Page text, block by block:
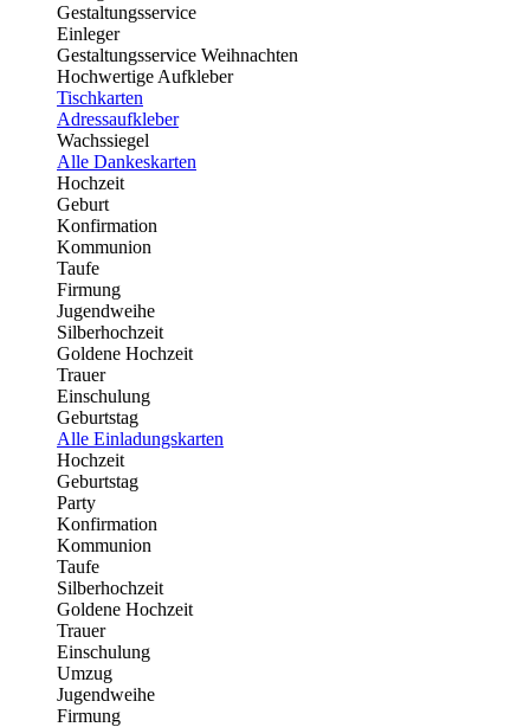
Gestaltungsservice
Einleger
Gestaltungsservice Weihnachten
Hochwertige Aufkleber
Tischkarten
Adressaufkleber
Wachssiegel
Alle Dankeskarten
Hochzeit
Geburt
Konfirmation
Kommunion
Taufe
Firmung
Jugendweihe
Silberhochzeit
Goldene Hochzeit
Trauer
Einschulung
Geburtstag
Alle Einladungskarten
Hochzeit
Geburtstag
Party
Konfirmation
Kommunion
Taufe
Silberhochzeit
Goldene Hochzeit
Trauer
Einschulung
Umzug
Jugendweihe
Firmung